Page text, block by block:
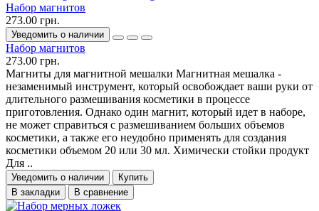
Набор магнитов
273.00 грн.
Уведомить о наличии
Набор магнитов
273.00 грн.
Магниты для магнитной мешалки Магнитная мешалка -
незаменимый инструмент, который освобождает ваши руки от
длительного размешивания косметики в процессе
приготовления. Однако один магнит, который идет в наборе,
не может справиться с размешиванием больших объемов
косметики, а также его неудобно применять для создания
косметики объемом 20 или 30 мл. Химически стойки продукт
Для ..
Уведомить о наличии
Купить
В закладки
В сравнение